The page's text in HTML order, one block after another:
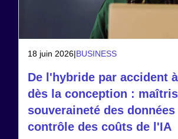
18 juin 2026|BUSINESS
De l'hybride par accident
dès la conception :
souveraineté des
contrôle des coûts de l'IA